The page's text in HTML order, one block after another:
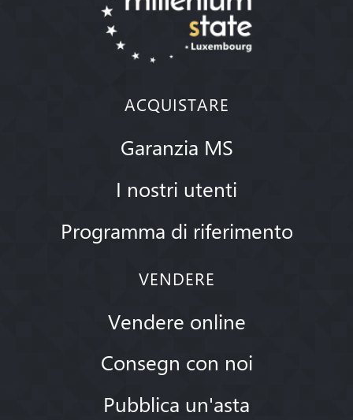
ACQUISTARE
Garanzia MS
I nostri utenti
Programma di riferimento
VENDERE
Vendere online
Consegn con noi
Pubblica un'asta